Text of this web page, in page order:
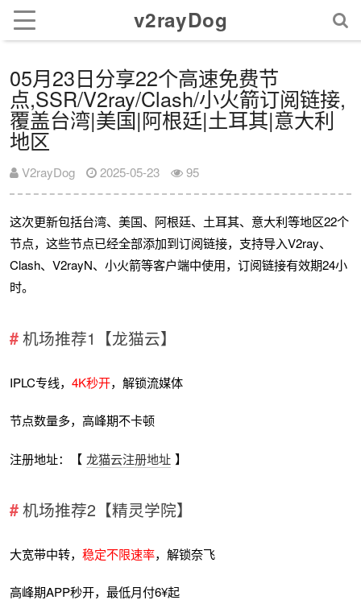
v2rayDog
05月23日分享22个高速免费节
点,SSR/V2ray/Clash/小火箭订阅链接,
覆盖台湾|美国|阿根廷|土耳其|意大利
地区
V2rayDog 2025-05-23 95
这次更新包括台湾、美国、阿根廷、土耳其、意大利等地区22个
节点，这些节点已经全部添加到订阅链接，支持导入V2ray、
Clash、V2rayN、小火箭等客户端中使用，订阅链接有效期24小
时。
机场推荐1【龙猫云】
IPLC专线，4K秒开，解锁流媒体
节点数量多，高峰期不卡顿
注册地址：【 龙猫云注册地址 】
机场推荐2【精灵学院】
大宽带中转，稳定不限速率，解锁奈飞
高峰期APP秒开，最低月付6¥起